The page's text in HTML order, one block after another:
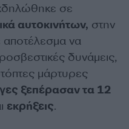
σε
αυτοκινήτων, στην
αποτέλεσμα να
δυνάμεις,
μάρτυρες
ξεπέρασαν τα 12
εκρήξεις.